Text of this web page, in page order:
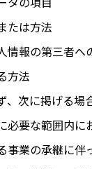
たは方法
情報の第三者へ
方法
次に掲げる場
必要な範囲内
事業の承継に